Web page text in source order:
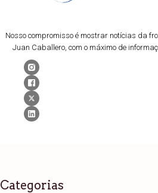
Nosso compromisso é mostrar notícias da
Juan Caballero, com o máximo de
Categorias